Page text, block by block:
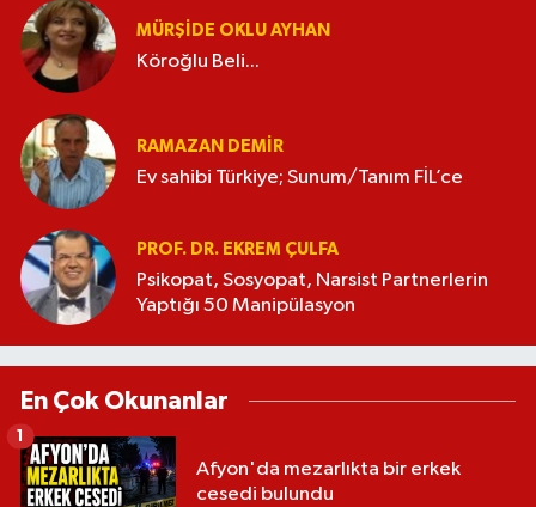
MÜRŞIDE OKLU AYHAN
Köroğlu Beli...
RAMAZAN DEMİR
Ev sahibi Türkiye; Sunum/Tanım FİL’ce
PROF. DR. EKREM ÇULFA
Psikopat, Sosyopat, Narsist Partnerlerin
Yaptığı 50 Manipülasyon
En Çok Okunanlar
Afyon'da mezarlıkta bir erkek
cesedi bulundu
1